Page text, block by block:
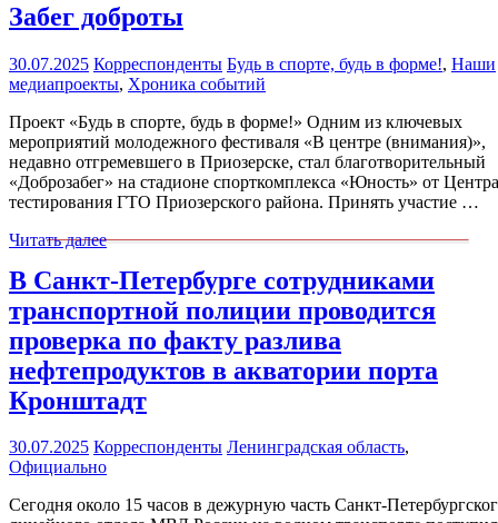
Забег доброты
30.07.2025 Корреспонденты Будь в спорте, будь в форме!, Наши
медиапроекты, Хроника событий
Проект «Будь в спорте, будь в форме!» Одним из ключевых
мероприятий молодежного фестиваля «В центре (внимания)»,
недавно отгремевшего в Приозерске, стал благотворительный
«Доброзабег» на стадионе спорткомплекса «Юность» от Центра
тестирования ГТО Приозерского района. Принять участие …
Читать далее
В Санкт-Петербурге сотрудниками
транспортной полиции проводится
проверка по факту разлива
нефтепродуктов в акватории порта
Кронштадт
30.07.2025 Корреспонденты Ленинградская область,
Официально
Сегодня около 15 часов в дежурную часть Санкт-